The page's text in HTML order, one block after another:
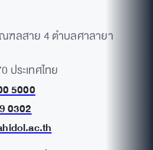
ฑลสาย 4 ตำบลศาลายา
ประเทศไทย
5000
0302